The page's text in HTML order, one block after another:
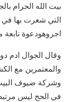
بيت الله الحرام
التي شعرت بها في
اجروهودعوة
وقال الجوال ادم
والمعتمرين مع
وشركة ضيوف
في الحج ليس